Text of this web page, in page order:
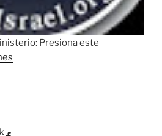
Presiona este